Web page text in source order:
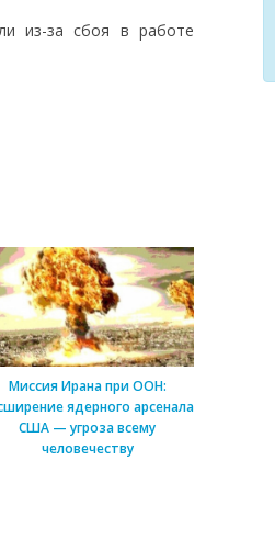
из-за сбоя в работе
Миссия Ирана при ООН:
ядерного арсенала
США — угроза всему
человечеству